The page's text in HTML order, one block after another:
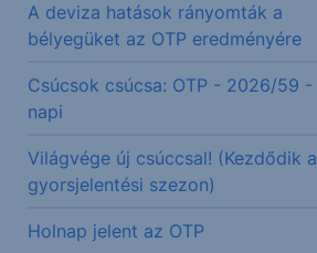
A deviza hatások rányomták a
bélyegüket az OTP eredményére
Csúcsok csúcsa: OTP - 2026/59 -
napi
Világvége új csúccsal! (Kezdődik a
gyorsjelentési szezon)
Holnap jelent az OTP